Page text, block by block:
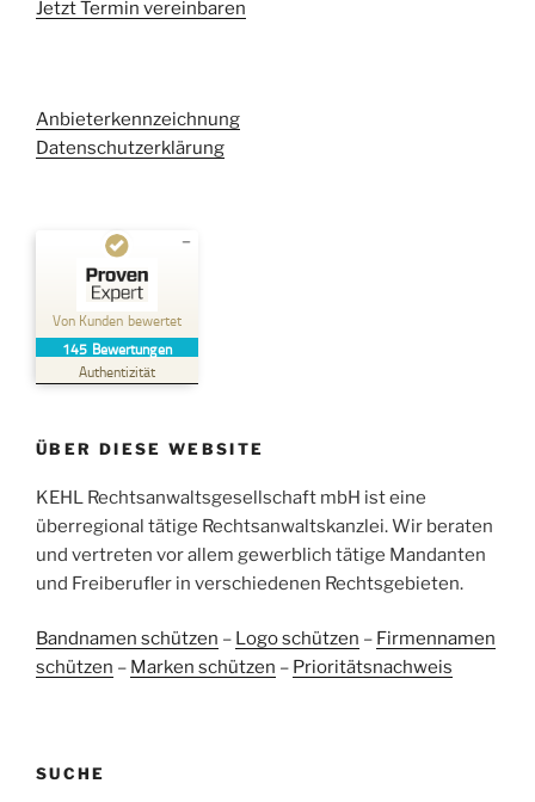
Jetzt Termin vereinbaren
Anbieterkennzeichnung
Datenschutzerklärung
Von Kunden bewertet
145 Bewertungen
Authentizität
Kundenbewertungen und Erfahrungen zu
Kehl Rechtsanwaltsgesellschaft mbH
SEHR GUT
Bewertungen auf
ProvenExpert.com
Bewertungen von
2
anderen Quellen
Blick aufs ProvenExpert-Profil werfen
ÜBER DIESE WEBSITE
KEHL Rechtsanwaltsgesellschaft mbH ist eine
überregional tätige Rechtsanwaltskanzlei. Wir beraten
und vertreten vor allem gewerblich tätige Mandanten
und Freiberufler in verschiedenen Rechtsgebieten.
Bandnamen schützen – Logo schützen – Firmennamen
schützen – Marken schützen – Prioritätsnachweis
SUCHE